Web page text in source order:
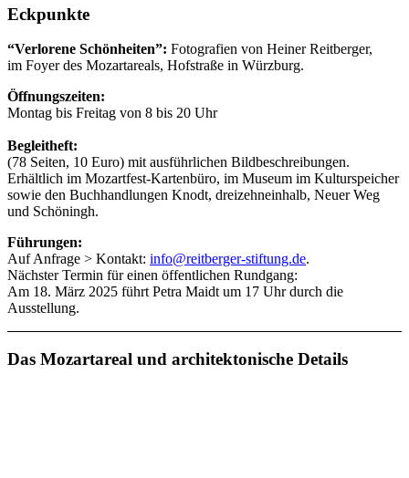
Eckpunkte
“Verlorene Schönheiten”: Fotografien von Heiner Reitberger,
im Foyer des Mozartareals, Hofstraße in Würzburg.
Öffnungszeiten:
Montag bis Freitag von 8 bis 20 Uhr
Begleitheft:
(78 Seiten, 10 Euro) mit ausführlichen Bildbeschreibungen.
Erhältlich im Mozartfest-Kartenbüro, im Museum im Kulturspeicher
sowie den Buchhandlungen Knodt, dreizehneinhalb, Neuer Weg
und Schöningh.
Führungen:
Auf Anfrage > Kontakt: info@reitberger-stiftung.de.
Nächster Termin für einen öffentlichen Rundgang:
Am 18. März 2025 führt Petra Maidt um 17 Uhr durch die
Ausstellung.
Das Mozartareal und architektonische Details